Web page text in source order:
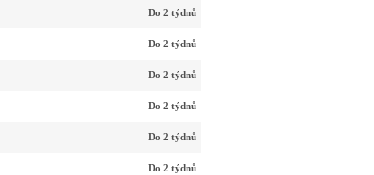
Do 2 týdnů
Do 2 týdnů
Do 2 týdnů
Do 2 týdnů
Do 2 týdnů
Do 2 týdnů